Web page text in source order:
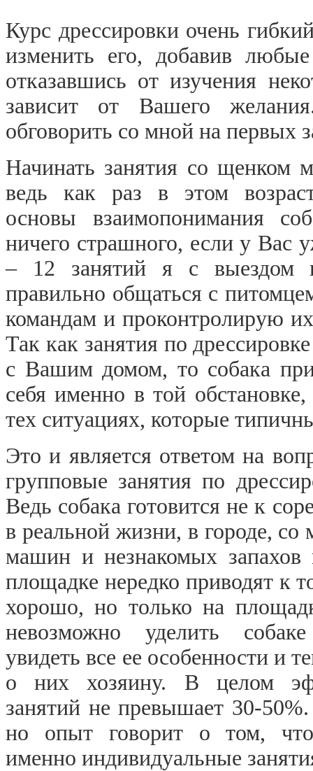
Курс дрессировки очень
изменить его, добавив
отказавшись от изучения
зависит от Вашего
обговорить со мной на первых
Начинать занятия со щенком
ведь как раз в этом
основы взаимопонимания
ничего страшного, если у Вас
– 12 занятий я с выездом
правильно общаться с
командам и проконтролирую
Так как занятия по
с Вашим домом, то собака
себя именно в той
тех ситуациях, которые
Это и является ответом на
групповые занятия по
Ведь собака готовится не к
в реальной жизни, в городе,
машин и незнакомых запахов
площадке нередко приводят к
хорошо, но только на
невозможно уделить
увидеть все ее особенности и
о них хозяину. В целом
занятий не превышает 30-
но опыт говорит о том, что
именно индивидуальные